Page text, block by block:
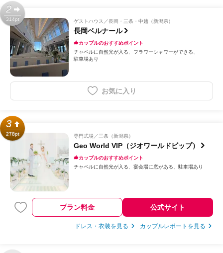
2
314pt ゲストハウス 長岡・三条・中越（新潟県）
長岡ベルナール
カップルのおすすめポイント
チャペルに自然光が入る
フラワーシャワーができる
駐車場あり
お気に入り
3
278pt 専門式場 三条（新潟県）
Geo World VIP（ジオワールドビップ）
カップルのおすすめポイント
チャペルに自然光が入る
宴会場に窓がある 駐車場あり
プラン料金 公式サイト
ドレス・衣装を見る カップルレポートを見る